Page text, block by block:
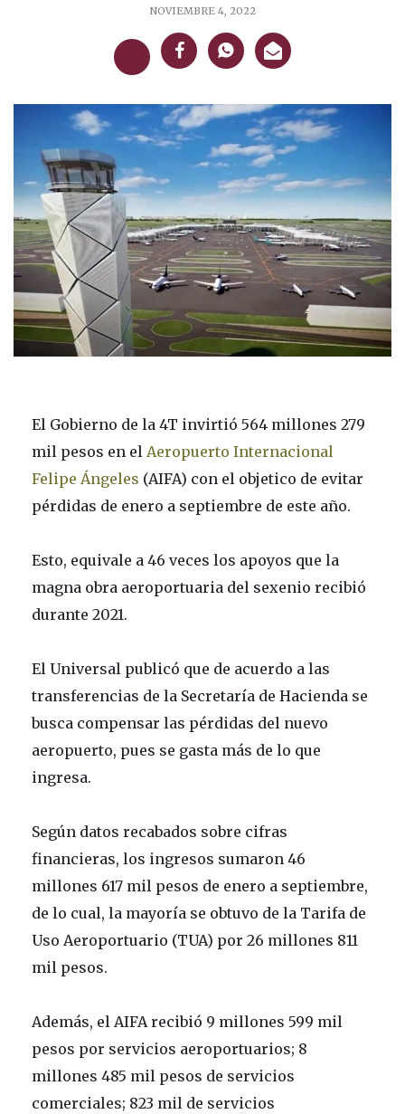
NOVIEMBRE 4, 2022
El Gobierno de la 4T invirtió 564 millones 279
mil pesos en el Aeropuerto Internacional
Felipe Ángeles (AIFA) con el objetico de evitar
pérdidas de enero a septiembre de este año.
Esto, equivale a 46 veces los apoyos que la
magna obra aeroportuaria del sexenio recibió
durante 2021.
El Universal publicó que de acuerdo a las
transferencias de la Secretaría de Hacienda se
busca compensar las pérdidas del nuevo
aeropuerto, pues se gasta más de lo que
ingresa.
Según datos recabados sobre cifras
financieras, los ingresos sumaron 46
millones 617 mil pesos de enero a septiembre,
de lo cual, la mayoría se obtuvo de la Tarifa de
Uso Aeroportuario (TUA) por 26 millones 811
mil pesos.
Además, el AIFA recibió 9 millones 599 mil
pesos por servicios aeroportuarios; 8
millones 485 mil pesos de servicios
comerciales; 823 mil de servicios